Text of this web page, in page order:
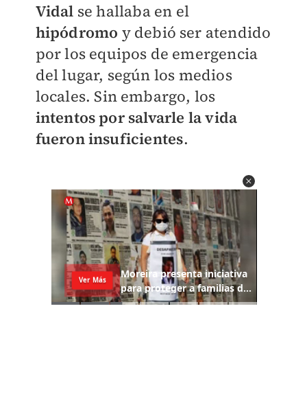
Vidal se hallaba en el
hipódromo y debió ser atendido
por los equipos de emergencia
del lugar, según los medios
locales. Sin embargo, los
intentos por salvarle la vida
fueron insuficientes.